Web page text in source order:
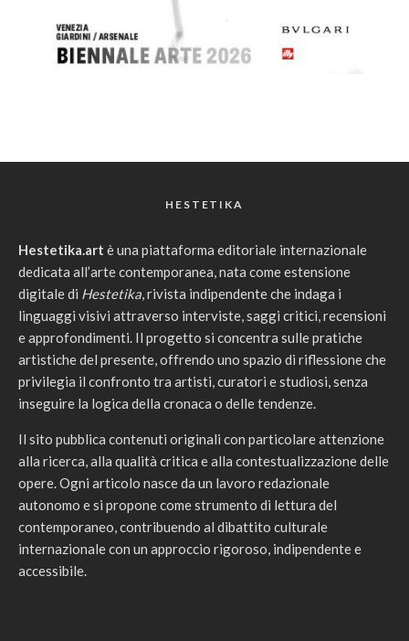
HESTETIKA
Hestetika.art è una piattaforma editoriale internazionale
dedicata all’arte contemporanea, nata come estensione
digitale di Hestetika , rivista indipendente che indaga i
linguaggi visivi attraverso interviste, saggi critici, recensioni
e approfondimenti. Il progetto si concentra sulle pratiche
artistiche del presente, offrendo uno spazio di riflessione che
privilegia il confronto tra artisti, curatori e studiosi, senza
inseguire la logica della cronaca o delle tendenze.
Il sito pubblica contenuti originali con particolare attenzione
alla ricerca, alla qualità critica e alla contestualizzazione delle
opere. Ogni articolo nasce da un lavoro redazionale
autonomo e si propone come strumento di lettura del
contemporaneo, contribuendo al dibattito culturale
internazionale con un approccio rigoroso, indipendente e
accessibile.